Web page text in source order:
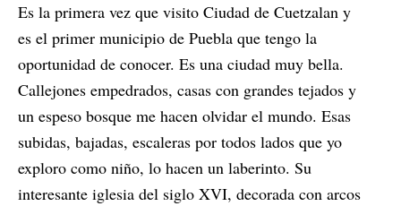
Es la primera vez que visito Ciudad de Cuetzalan y
es el primer municipio de Puebla que tengo la
oportunidad de conocer. Es una ciudad muy bella.
Callejones empedrados, casas con grandes tejados y
un espeso bosque me hacen olvidar el mundo. Esas
subidas, bajadas, escaleras por todos lados que yo
exploro como niño, lo hacen un laberinto. Su
interesante iglesia del siglo XVI, decorada con arcos